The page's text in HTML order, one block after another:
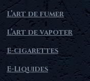
L’art de fumer
L’art de vapoter
E-cigarettes
E-Liquides